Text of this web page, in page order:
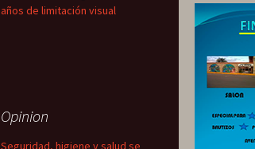
años de limitación visual
Opinion
Seguridad, higiene y salud se